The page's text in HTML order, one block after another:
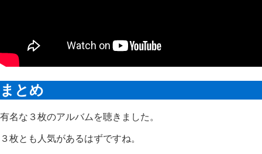
まとめ
有名な３枚のアルバムを聴きました。
３枚とも人気があるはずですね。